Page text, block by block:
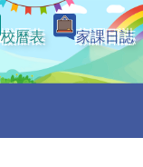
校曆表
家課日誌